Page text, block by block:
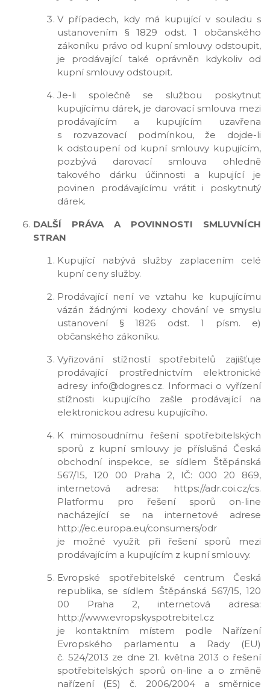
V případech, kdy má kupující v souladu s
ustanovením § 1829 odst. 1 občanského
zákoníku právo od kupní smlouvy odstoupit,
je prodávající také oprávněn kdykoliv od
kupní smlouvy odstoupit.
Je-li společně se službou poskytnut
kupujícímu dárek, je darovací smlouva mezi
prodávajícím a kupujícím uzavřena
s rozvazovací podmínkou, že dojde-li
k odstoupení od kupní smlouvy kupujícím,
pozbývá darovací smlouva ohledně
takového dárku účinnosti a kupující je
povinen prodávajícímu vrátit i poskytnutý
dárek.
DALŠÍ PRÁVA A POVINNOSTI SMLUVNÍCH
STRAN
Kupující nabývá služby zaplacením celé
kupní ceny služby.
Prodávající není ve vztahu ke kupujícímu
vázán žádnými kodexy chování ve smyslu
ustanovení § 1826 odst. 1 písm. e)
občanského zákoníku.
Vyřizování stížností spotřebitelů zajišťuje
prodávající prostřednictvím elektronické
adresy info@dogres.cz. Informaci o vyřízení
stížnosti kupujícího zašle prodávající na
elektronickou adresu kupujícího.
K mimosoudnímu řešení spotřebitelských
sporů z kupní smlouvy je příslušná Česká
obchodní inspekce, se sídlem Štěpánská
567/15, 120 00 Praha 2, IČ: 000 20 869,
internetová adresa: https://adr.coi.cz/cs.
Platformu pro řešení sporů on-line
nacházející se na internetové adrese
http://ec.europa.eu/consumers/odr
je možné využít při řešení sporů mezi
prodávajícím a kupujícím z kupní smlouvy.
Evropské spotřebitelské centrum Česká
republika, se sídlem Štěpánská 567/15, 120
00 Praha 2, internetová adresa:
http://www.evropskyspotrebitel.cz
je kontaktním místem podle Nařízení
Evropského parlamentu a Rady (EU)
č. 524/2013 ze dne 21. května 2013 o řešení
spotřebitelských sporů on-line a o změně
nařízení (ES) č. 2006/2004 a směrnice